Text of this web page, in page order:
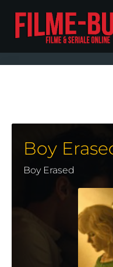
Boy
Boy Erased